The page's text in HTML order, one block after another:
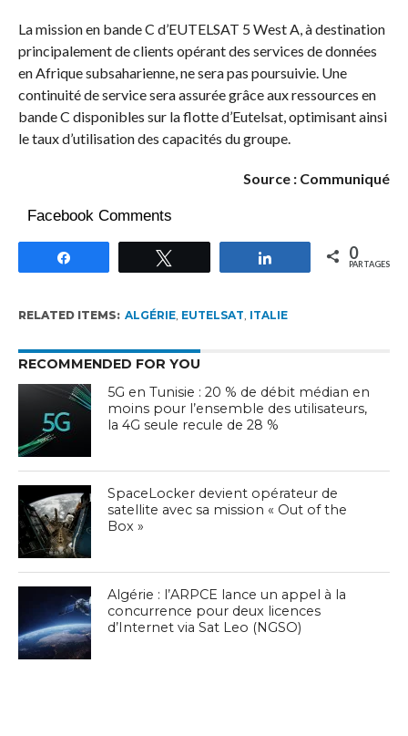
La mission en bande C d’EUTELSAT 5 West A, à destination
principalement de clients opérant des services de données
en Afrique subsaharienne, ne sera pas poursuivie. Une
continuité de service sera assurée grâce aux ressources en
bande C disponibles sur la flotte d’Eutelsat, optimisant ainsi
le taux d’utilisation des capacités du groupe.
Source : Communiqué
Facebook Comments
Partagez 0
PARTAGES
RELATED ITEMS: ALGÉRIE, EUTELSAT, ITALIE
RECOMMENDED FOR YOU
5G en Tunisie : 20 % de débit médian en
moins pour l’ensemble des utilisateurs,
la 4G seule recule de 28 %
SpaceLocker devient opérateur de
satellite avec sa mission « Out of the
Box »
Algérie : l’ARPCE lance un appel à la
concurrence pour deux licences
d’Internet via Sat Leo (NGSO)